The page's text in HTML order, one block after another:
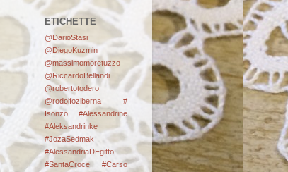
ETICHETTE
@DarioStasi
@DiegoKuzmin
@massimomoretuzzo
@RiccardoBellandi
@robertotodero
@rodolfoziberna
#
Isonzo
#Alessandrine
#Aleksandrinke
#JozaSedmak
#AlessandriaDEgitto
#SantaCroce #Carso